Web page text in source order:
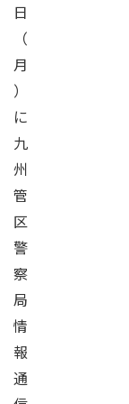
日
（
月
）
に
九
州
管
区
警
察
局
情
報
通